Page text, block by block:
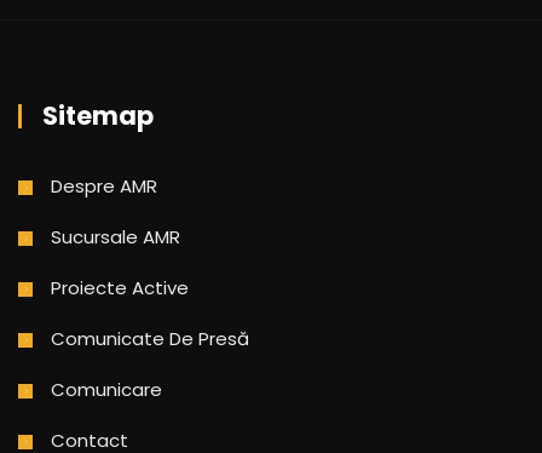
Sitemap
Despre AMR
Sucursale AMR
Proiecte Active
Comunicate De Presă
Comunicare
Contact